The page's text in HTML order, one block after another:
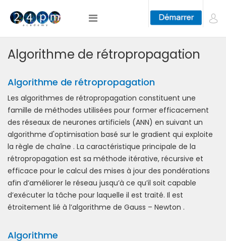
Algorithme de rétropropagation
Algorithme de rétropropagation
Les algorithmes de rétropropagation constituent une
famille de méthodes utilisées pour former efficacement
des réseaux de neurones artificiels (ANN) en suivant un
algorithme d'optimisation basé sur le gradient qui exploite
la règle de chaîne . La caractéristique principale de la
rétropropagation est sa méthode itérative, récursive et
efficace pour le calcul des mises à jour des pondérations
afin d’améliorer le réseau jusqu’à ce qu’il soit capable
d’exécuter la tâche pour laquelle il est traité. Il est
étroitement lié à l’algorithme de Gauss – Newton .
Algorithme